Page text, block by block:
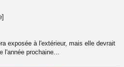
exposée à l'extérieur, mais elle devrait
l'année prochaine...